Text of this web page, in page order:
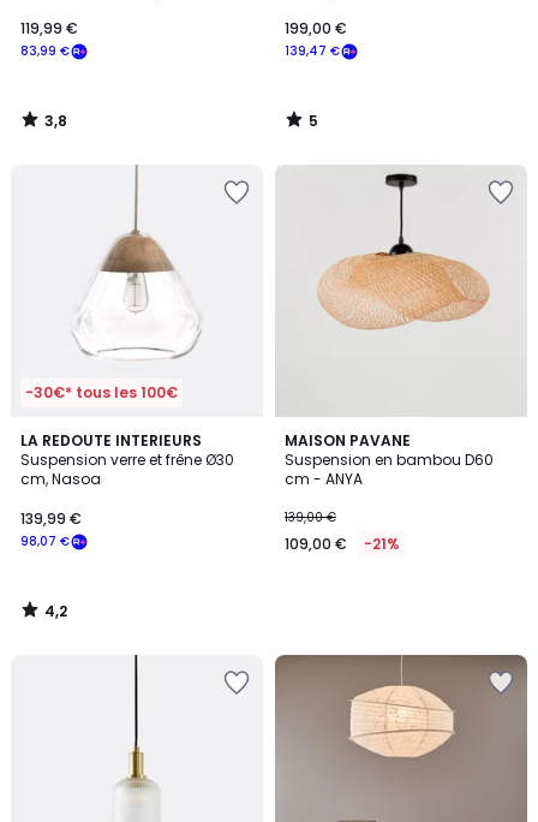
83,99 €
119,99 €
3,8
/
139,47 €
199,00 €
5
/
-30€* tous les 100€
LA REDOUTE INTERIEURS
Suspension verre et frêne Ø30
cm, Nasoa
98,07 €
139,99 €
4,2
/ 5
4,2
/
MAISON PAVANE
Suspension en bambou D60
cm - ANYA
139,00 €
109,00 € -21%